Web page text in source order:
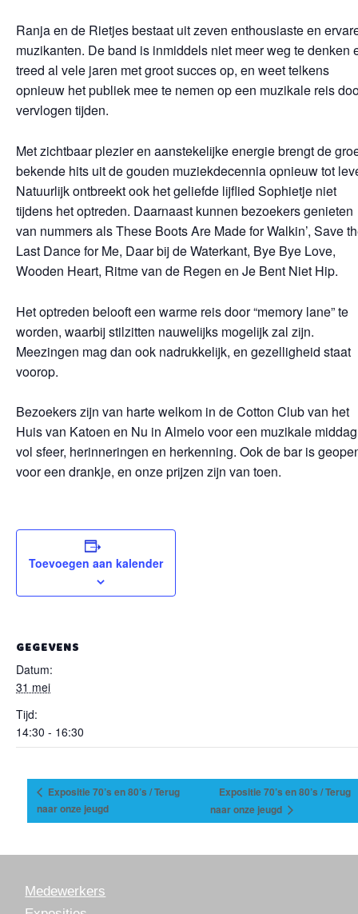
Ranja en de Rietjes bestaat uit zeven enthousiaste en
muzikanten. De band is inmiddels niet meer weg te denken
treed al vele jaren met groot succes op, en weet telkens
opnieuw het publiek mee te nemen op een muzikale reis
vervlogen tijden.
Met zichtbaar plezier en aanstekelijke energie brengt de
bekende hits uit de gouden muziekdecennia opnieuw tot
Natuurlijk ontbreekt ook het geliefde lijflied Sophietje niet
tijdens het optreden. Daarnaast kunnen bezoekers genieten
van nummers als These Boots Are Made for Walkin’, Save
Last Dance for Me, Daar bij de Waterkant, Bye Bye Love,
Wooden Heart, Ritme van de Regen en Je Bent Niet Hip.
Het optreden belooft een warme reis door “memory lane” te
worden, waarbij stilzitten nauwelijks mogelijk zal zijn.
Meezingen mag dan ook nadrukkelijk, en gezelligheid staat
voorop.
Bezoekers zijn van harte welkom in de Cotton Club van het
Huis van Katoen en Nu in Almelo voor een muzikale middag
vol sfeer, herinneringen en herkenning. Ook de bar is
voor een drankje, en onze prijzen zijn van toen.
Toevoegen aan kalender
GEGEVENS
Datum:
31 mei
Tijd:
14:30 - 16:30
Expositie 70’s en 80’s / Terug
naar onze jeugd
Expositie 70’s en 80’s / Terug
naar onze jeugd
Medewerkers